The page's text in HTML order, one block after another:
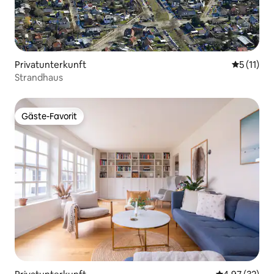
Privatunterkunft
5 (11)
Strandhaus
Gäste-Favorit
Gäste-Favorit